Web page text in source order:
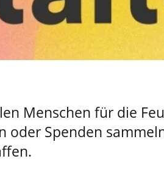
Menschen für die
oder Spenden